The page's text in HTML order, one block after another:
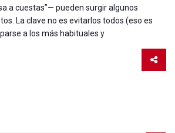
a cuestas”— pueden surgir algunos
La clave no es evitarlos todos (eso es
a los más habituales y